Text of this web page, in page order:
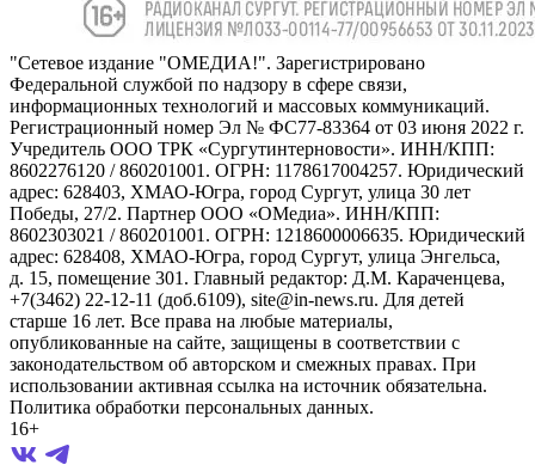
"Сетевое издание "ОМЕДИА!". Зарегистрировано
Федеральной службой по надзору в сфере связи,
информационных технологий и массовых коммуникаций.
Регистрационный номер Эл № ФС77-83364 от 03 июня 2022 г.
Учредитель ООО ТРК «Сургутинтерновости». ИНН/КПП:
8602276120 / 860201001. ОГРН: 1178617004257. Юридический
адрес: 628403, ХМАО-Югра, город Сургут, улица 30 лет
Победы, 27/2. Партнер ООО «ОМедиа». ИНН/КПП:
8602303021 / 860201001. ОГРН: 1218600006635. Юридический
адрес: 628408, ХМАО-Югра, город Сургут, улица Энгельса,
д. 15, помещение 301. Главный редактор: Д.М. Караченцева,
+7(3462) 22-12-11 (доб.6109), site@in-news.ru. Для детей
старше 16 лет. Все права на любые материалы,
опубликованные на сайте, защищены в соответствии с
законодательством об авторском и смежных правах. При
использовании активная ссылка на источник обязательна.
Политика обработки персональных данных.
16+